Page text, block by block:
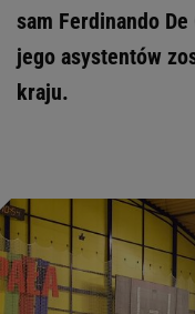
sam Ferdinando
jego asystentów
kraju.